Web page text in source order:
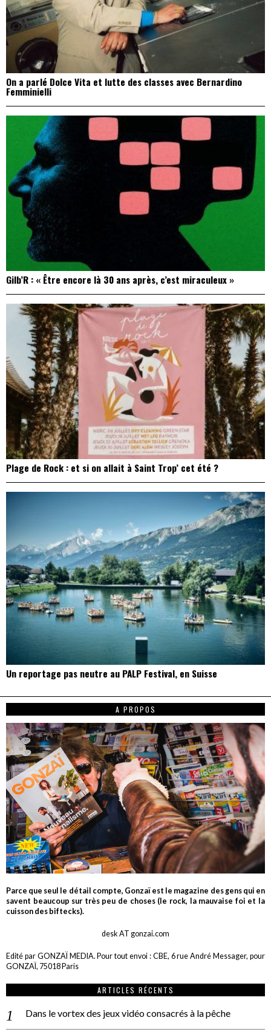
On a parlé Dolce Vita et lutte des classes avec Bernardino
Femminielli
Gilb’R : « Être encore là 30 ans après, c’est miraculeux »
Plage de Rock : et si on allait à Saint Trop’ cet été ?
Un reportage pas neutre au PALP Festival, en Suisse
A PROPOS
Parce que seul le détail compte, Gonzaï est le magazine des gens qui en
savent beaucoup sur très peu de choses (le rock, la mauvaise foi et la
cuisson des biftecks).
desk AT gonzai.com
Edité par GONZAÏ MEDIA. Pour tout envoi : CBE, 6 rue André Messager, pour
GONZAÏ, 75018 Paris
ARTICLES RÉCENTS
Dans le vortex des jeux vidéo consacrés à la pêche